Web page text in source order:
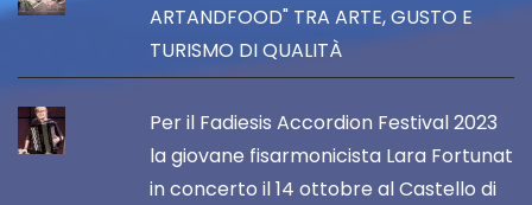
ARTANDFOOD" TRA ARTE, GUSTO E
TURISMO DI QUALITÀ
Per il Fadiesis Accordion Festival 2023
la giovane fisarmonicista Lara Fortunat
in concerto il 14 ottobre al Castello di